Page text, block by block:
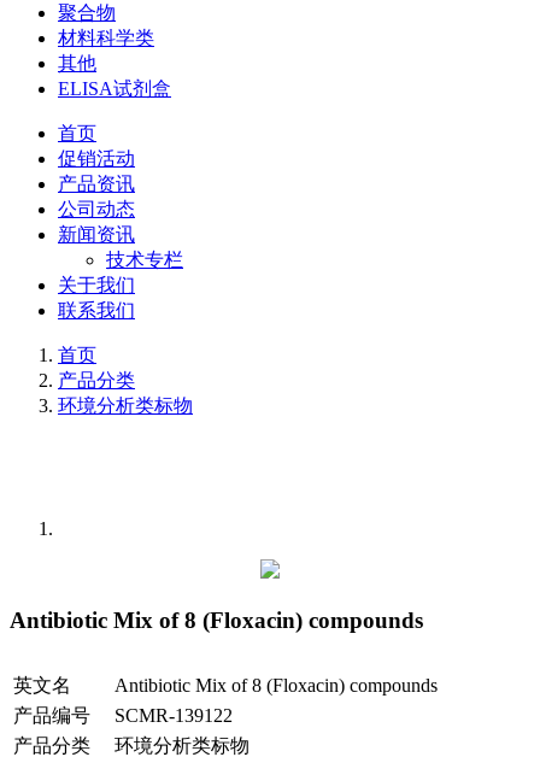
聚合物
材料科学类
其他
ELISA试剂盒
首页
促销活动
产品资讯
公司动态
新闻资讯
技术专栏
关于我们
联系我们
首页
产品分类
环境分析类标物
Antibiotic Mix of 8 (Floxacin) compounds
英文名
Antibiotic Mix of 8 (Floxacin) compounds
产品编号
SCMR-139122
产品分类
环境分析类标物